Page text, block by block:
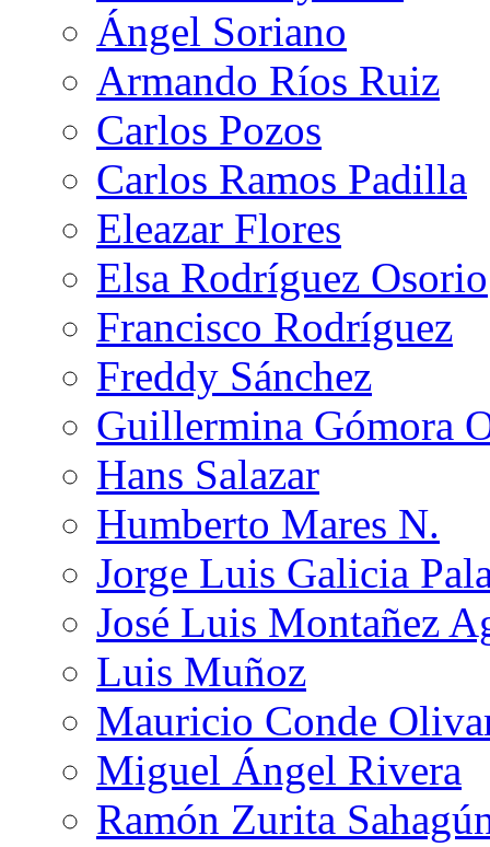
Ángel Soriano
Armando Ríos Ruiz
Carlos Pozos
Carlos Ramos Padilla
Eleazar Flores
Elsa Rodríguez Osorio
Francisco Rodríguez
Freddy Sánchez
Guillermina Gómora
Hans Salazar
Humberto Mares N.
Jorge Luis Galicia
José Luis Montañez
Luis Muñoz
Mauricio Conde
Miguel Ángel Rivera
Ramón Zurita